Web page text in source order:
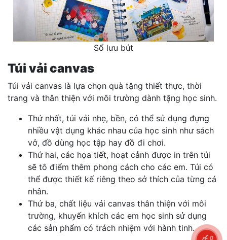
Sổ lưu bút
Túi vải canvas
Túi vải canvas là lựa chọn quà tặng thiết thực, thời
trang và thân thiện với môi trường dành tặng học sinh.
Thứ nhất, túi vải nhẹ, bền, có thể sử dụng đựng
nhiều vật dụng khác nhau của học sinh như sách
vở, đồ dùng học tập hay đồ đi chơi.
Thứ hai, các họa tiết, hoạt cảnh được in trên túi
sẽ tô điểm thêm phong cách cho các em. Túi có
thể được thiết kế riêng theo sở thích của từng cá
nhân.
Thứ ba, chất liệu vải canvas thân thiện với môi
trường, khuyến khích các em học sinh sử dụng
các sản phẩm có trách nhiệm với hành tinh.
0